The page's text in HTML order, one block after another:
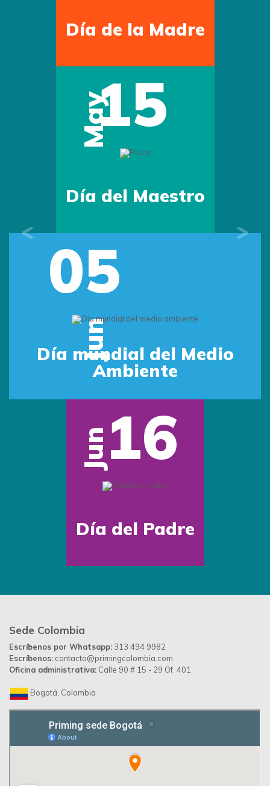
Día de la Madre
May
15
Día del Maestro
Jun
05
Día mundial del Medio
Ambiente
Jun16
Día del Padre
Previous Next
Sede Colombia
Escríbenos por Whatsapp: 313 494 9982
Escríbenos: contacto@primingcolombia.com
Oficina administrativa: Calle 90 # 15 - 29 Of. 401
Bogotá, Colombia